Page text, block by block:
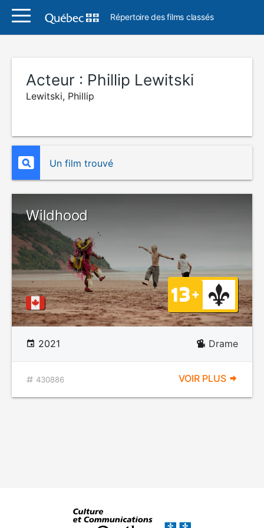
Répertoire des films classés
Acteur : Phillip Lewitski
Lewitski, Phillip
Un film trouvé
Wildhood
2021 Drame
430886 VOIR PLUS